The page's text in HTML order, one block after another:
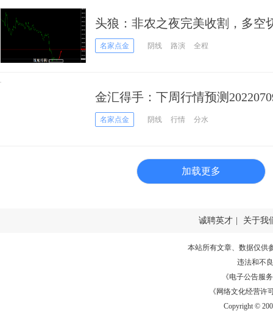
头狼：非农之夜完美收割，多空
名家点金 阴线 路演 全程
金汇得手：下周行情预测
名家点金 阴线 行情 分水
加载更多
诚聘英才 关于我
本站所有文章、数据仅供
违法和不
《电子公告服务
《网络文化经营许
Copyright ©